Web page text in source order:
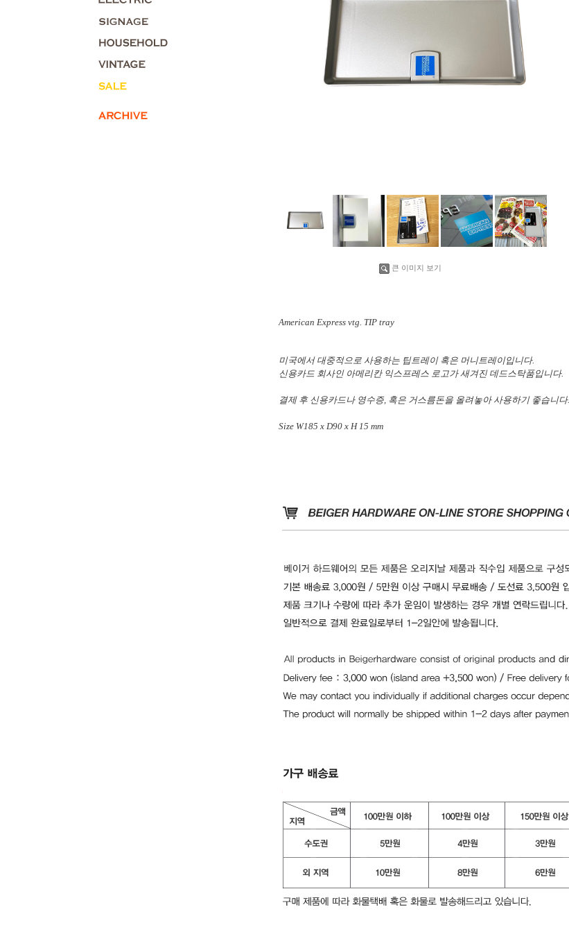
큰 이미지 보기
American Express vtg. TIP tray
미국에서 대중적으로 사용하는 팁트레이 혹은 머니트레이입니다.
신용카드 회사인 아메리칸 익스프레스 로고가 새겨진 데드스탁품입니다.
결제 후 신용카드나 영수증, 혹은 거스름돈을 올려놓아 사용하기 좋습니다.
Size W185 x D90 x H 15 mm